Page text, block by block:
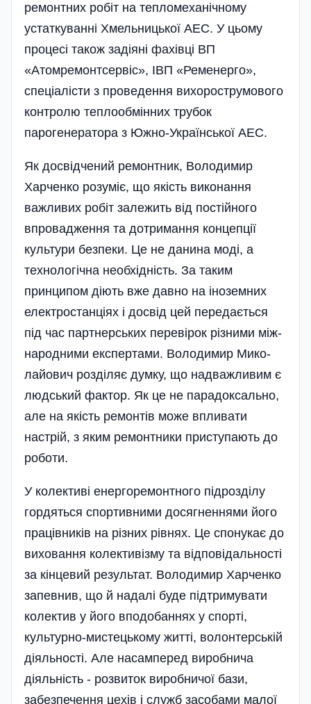
ремонтних робіт на тепломеха­нічному
устатку­ванні Хме­льницької АЕС. У цьому
процесі також задіяні фахівці ВП
«Атомремонтсервіс», ІВП «Ременерго»,
спеці­алісти з проведення вихоростру­мового
контролю теп­ло­обмінних трубок
парогенератора з Южно-Української АЕС.
Як досвідчений ремонтник, Володимир
Харченко розуміє, що якість вико­нання
важливих робіт залежить від пості­йного
впровадження та дотримання концепції
культури безпеки. Це не данина моді, а
технологічна необхідність. За таким
принципом діють вже давно на іноземних
електростанціях і досвід цей передається
під час партнерських перевірок різними між­
народними експертами. Володимир Мико­
лайович розділяє думку, що надважливим є
людський фактор. Як це не парадокса­льно,
але на якість ремонтів може впливати
настрій, з яким ремонтники приступають до
роботи.
У колективі енергоремонтного підрозділу
гордяться спортивними досягненнями його
працівників на різних рівнях. Це спонукає до
виховання колективізму та відповідальності
за кінцевий результат. Володимир Харченко
запевнив, що й надалі буде підтримувати
колектив у його вподобаннях у спорті,
культурно-мистецькому житті, волонтерській
діяльності. Але насамперед виробнича
діяльність - розвиток виробничої бази,
забезпечення цехів і служб засобами малої